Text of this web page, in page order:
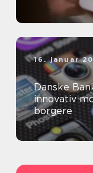
16. januar
Danske
innovativ
borgere